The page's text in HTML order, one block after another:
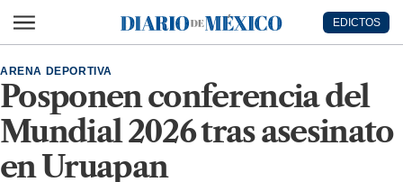
Diario de México
EDICTOS
Posponen conferencia del
Mundial 2026 tras asesinato
en Uruapan
ARENA DEPORTIVA